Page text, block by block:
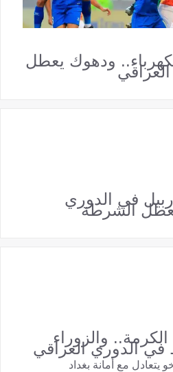
ودهوك يعطل
في الدوري
يعطل الشرطة
والزوراء
في الدوري العراقي
يتعادل مع أمانة بغداد